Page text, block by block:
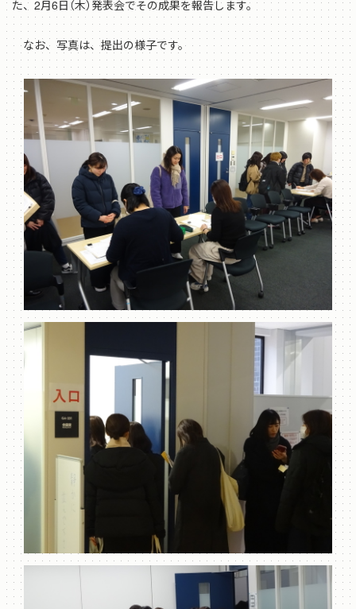
た、2月6日（木）発表会でその成果を報告します。
なお、写真は、提出の様子です。